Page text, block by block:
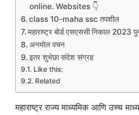
online. Websites 👇
class 10-maha ssc तपशील
महाराष्ट्र बोर्ड एसएससी निकाल 2023
अनमोल वचन
इतर शुभेछा संदेश संग्रह
Like this:
Related
महाराष्ट्र राज्य माध्यमिक आणि उच्च